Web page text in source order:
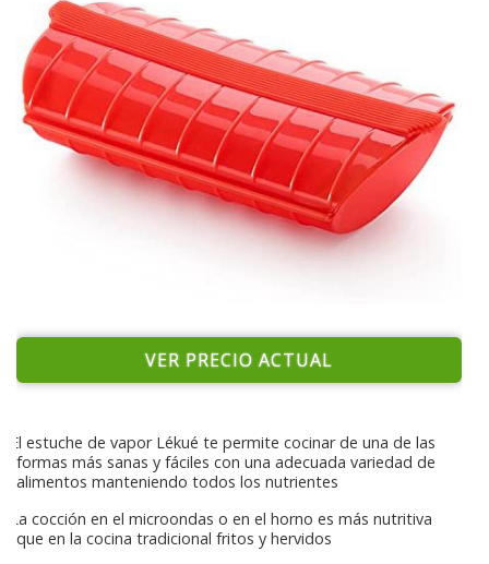
VER PRECIO ACTUAL
El estuche de vapor Lékué te permite cocinar de una de las
formas más sanas y fáciles con una adecuada variedad de
alimentos manteniendo todos los nutrientes
La cocción en el microondas o en el horno es más nutritiva
que en la cocina tradicional fritos y hervidos